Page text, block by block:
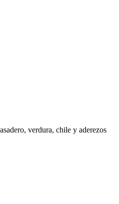
verdura, chile y aderezos